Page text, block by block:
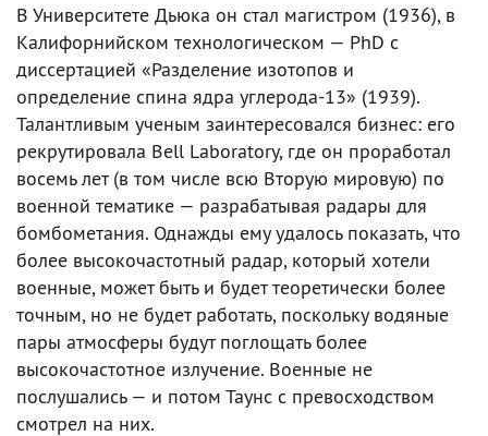
В Университете Дьюка он стал магистром (1936), в
Калифорнийском технологическом — PhD с
диссертацией «Разделение изотопов и
определение спина ядра углерода-13» (1939).
Талантливым ученым заинтересовался бизнес: его
рекрутировала Bell Laboratory, где он проработал
восемь лет (в том числе всю Вторую мировую) по
военной тематике — разрабатывая радары для
бомбометания. Однажды ему удалось показать, что
более высокочастотный радар, который хотели
военные, может быть и будет теоретически более
точным, но не будет работать, поскольку водяные
пары атмосферы будут поглощать более
высокочастотное излучение. Военные не
послушались — и потом Таунс с превосходством
смотрел на них.